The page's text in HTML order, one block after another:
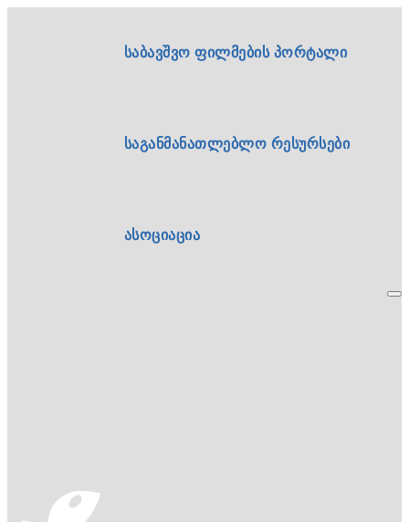
საბავშვო ფილმების პორტალი
საგანმანათლებლო რესურსები
ასოციაცია